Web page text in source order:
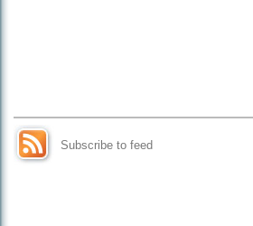
Subscribe to feed